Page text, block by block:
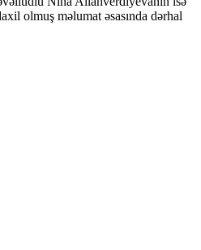
olmuş məlumat əsasında dərhal